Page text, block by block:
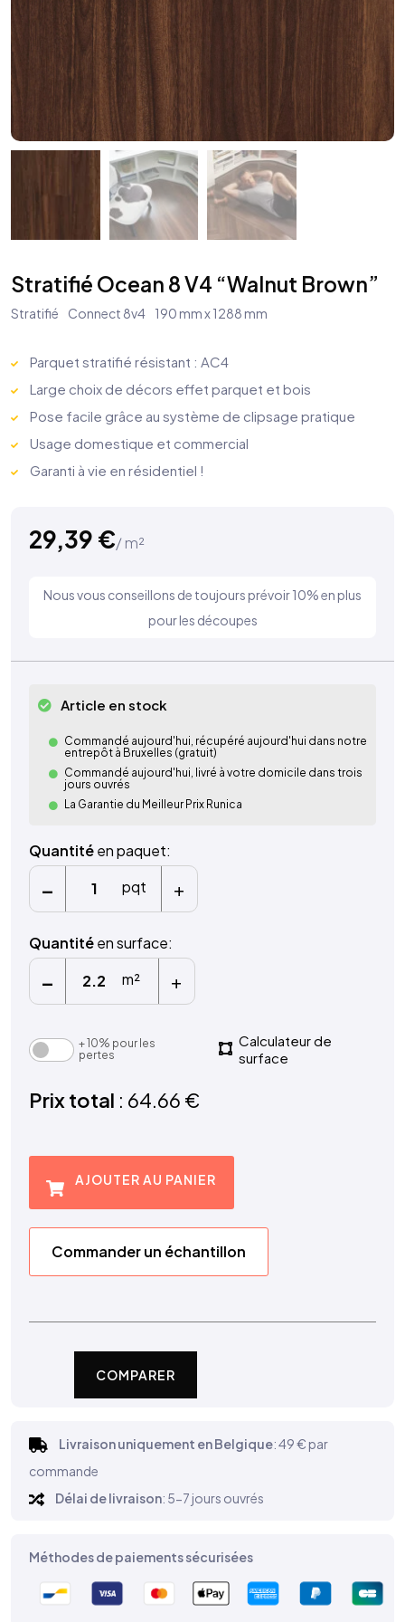
Stratifié Ocean 8 V4 “Walnut Brown”
190 mm x 1288 mm
Connect 8v4
Stratifié
Parquet stratifié résistant : AC4
Large choix de décors effet parquet et bois
Pose facile grâce au système de clipsage pratique
Usage domestique et commercial
Garanti à vie en résidentiel !
29,39 €/ m²
Nous vous conseillons de toujours prévoir 10% en plus
pour les découpes
Article en stock
Commandé aujourd'hui, récupéré aujourd'hui dans notre
entrepôt à Bruxelles (gratuit)
Commandé aujourd'hui, livré à votre domicile dans trois
jours ouvrés
La Garantie du Meilleur Prix Runica
Quantitéen paquet:
- pqt +
Quantitéen surface:
- m² +
+ 10% pour les
pertes
Calculateur de
surface
Prix total : 64.66 €
AJOUTER AU PANIER
Commander un échantillon
COMPARER
Livraison uniquement en Belgique: 49 € par
commande
Délai de livraison: 5-7 jours ouvrés
Méthodes de paiements sécurisées